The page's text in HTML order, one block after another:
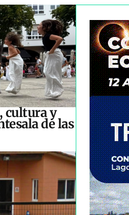
cultura y
de las